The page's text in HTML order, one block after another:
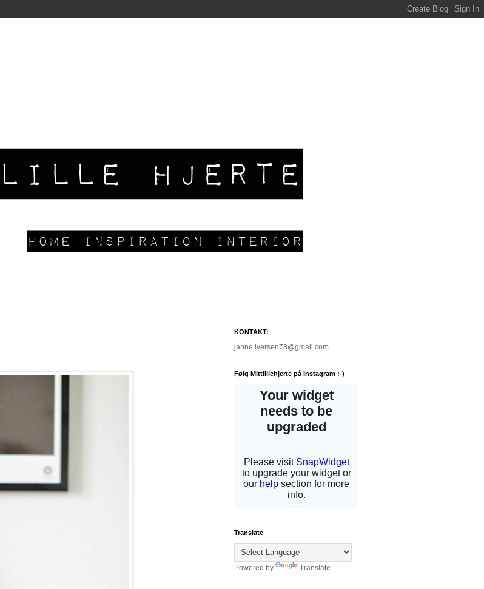
KONTAKT:
janne.iversen78@gmail.com
Følg Mittlillehjerte på Instagram :-)
Translate
Powered by Translate